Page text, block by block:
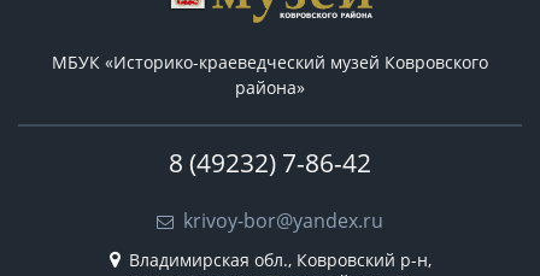
МБУК «Историко-краеведческий музей Ковровского
района»
8 (49232) 7-86-42
krivoy-bor@yandex.ru
Владимирская обл., Ковровский р-н,